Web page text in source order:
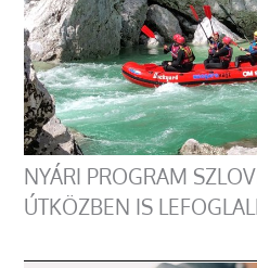
NYÁRI PROGRAM
ÚTKÖZBEN IS